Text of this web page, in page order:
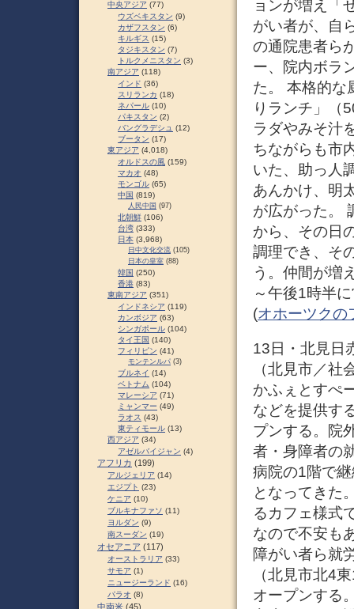
ョンが増え「
がい者が、自
の通院患者ら
ー、院内ボラ
た。 本格的な
りランチ」（
ラダやみそ汁
ちながらも市
いた、助っ人
あんかけ、明
が広がった。
から、その日
調理でき、そ
う。仲間が増
～午後1時半
(オホーツクの
13日・北見日
（北見市／社
かふぇとすぺ
などを提供す
プンする。院
者・身障者の
病院の1階で
となってきた
るカフェ様式
なので不安も
障がい者ら就
（北見市北4
オープンする
中央アジア (77)
ウズベキスタン (9)
カザフスタン (6)
キルギス (15)
タジキスタン (7)
トルクメニスタン (3)
南アジア (118)
インド (36)
スリランカ (18)
ネパール (10)
パキスタン (2)
バングラデシュ (12)
ブータン (17)
東アジア (4,018)
オルドスの風 (159)
マカオ (48)
モンゴル (65)
中国 (819)
人民中国 (97)
北朝鮮 (106)
台湾 (333)
日本 (3,968)
日中文化交流 (105)
日本の皇室 (88)
韓国 (250)
香港 (83)
東南アジア (351)
インドネシア (119)
カンボジア (63)
シンガポール (104)
タイ王国 (140)
フィリピン (41)
モンテンルパ (3)
ブルネイ (14)
ベトナム (104)
マレーシア (71)
ミャンマー (49)
ラオス (43)
東ティモール (13)
西アジア (34)
アゼルバイジャン (4)
アフリカ (199)
アルジェリア (14)
エジプト (23)
ケニア (10)
ブルキナファソ (11)
ヨルダン (9)
南スーダン (19)
オセアニア (117)
オーストラリア (33)
サモア (1)
ニュージーランド (16)
パラオ (8)
中南米 (45)